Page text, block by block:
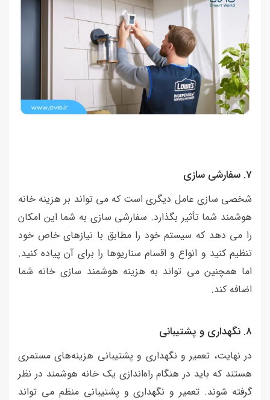
7. سفارشی سازی
شخصی سازی عامل دیگری است که می تواند بر هزینه خانه
هوشمند شما تأثیر بگذارد. سفارشی سازی به شما این امکان
را می دهد که سیستم خود را مطابق با نیازهای خاص خود
تنظیم کنید و انواع و اقسام سناریوها را برای آن پیاده کنید.
اما همچنین می تواند به هزینه هوشمند سازی خانه شما
اضافه کند.
8. نگهداری و پشتیبانی
در نهایت، تعمیر و نگهداری و پشتیبانی هزینه‌های مستمری
هستند که باید در هنگام راه‌اندازی یک خانه هوشمند در نظر
گرفته شوند. تعمیر و نگهداری و پشتیبانی منظم می تواند